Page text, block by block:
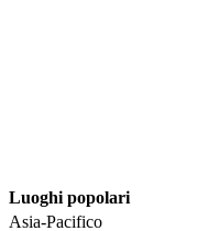
Luoghi popolari​​
Asia-Pacifico​​